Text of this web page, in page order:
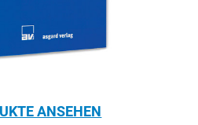
ANSEHEN